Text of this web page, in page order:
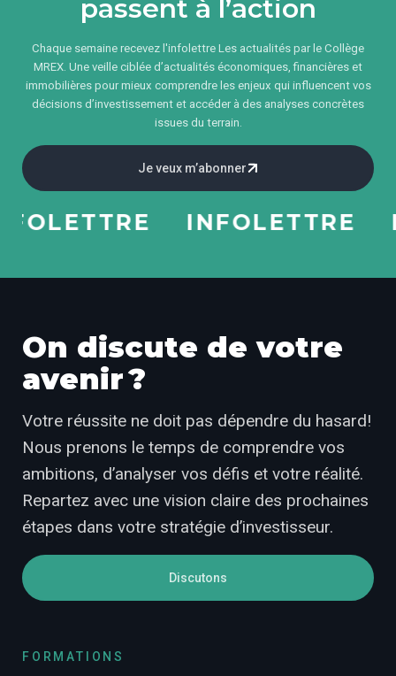
passent à l’action
Chaque semaine recevez l'infolettre Les actualités par le Collège
MREX. Une veille ciblée d’actualités économiques, financières et
immobilières pour mieux comprendre les enjeux qui influencent vos
décisions d’investissement et accéder à des analyses concrètes
issues du terrain.
Je veux m’abonner
INFOLETTRE
On discute de votre
avenir ?
Votre réussite ne doit pas dépendre du hasard!
Nous prenons le temps de comprendre vos
ambitions, d’analyser vos défis et votre réalité.
Repartez avec une vision claire des prochaines
étapes dans votre stratégie d’investisseur.
Discutons
FORMATIONS